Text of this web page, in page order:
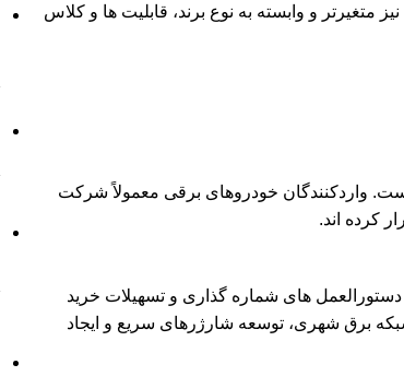
و وابسته به نوع برند، قابلیت ها و کلاس
واردکنندگان خودروهای برقی معمولاً شرکت
کرده اند.
های شماره گذاری و تسهیلات خرید
برق شهری، توسعه شارژرهای سریع و ایجاد